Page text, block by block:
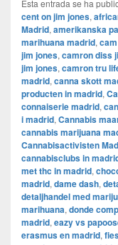
Esta entrada se ha
cent on jim jones,
Madrid, amerikanska
marihuana madrid,
jim jones, camron diss
jim jones, camron tru
madrid, canna skott
producten in madrid,
connaiserie madrid,
i madrid, Cannabis
cannabis marijuana
Cannabisactivisten
cannabisclubs in
met thc in madrid,
madrid, dame dash,
detaljhandel med
marihuana, donde
madrid, eazy vs
erasmus en madrid,